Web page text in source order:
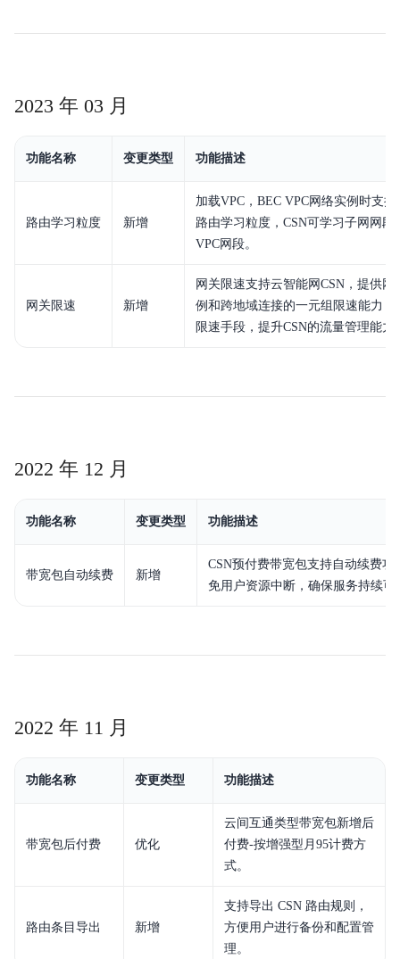
2023 年 03 月
功能名称 变更类型 功能描述
路由学习粒度 新增
加载VPC，BEC VPC网络实例时支持
路由学习粒度，CSN可学习子网网段
VPC网段。
网关限速 新增
网关限速支持云智能网CSN，提供网
例和跨地域连接的一元组限速能力，
限速手段，提升CSN的流量管理能力
2022 年 12 月
功能名称 变更类型 功能描述
带宽包自动续费 新增
CSN预付费带宽包支持自动续费功
免用户资源中断，确保服务持续可
2022 年 11 月
功能名称 变更类型 功能描述
带宽包后付费 优化
云间互通类型带宽包新增后
付费-按增强型月95计费方
式。
路由条目导出 新增
支持导出 CSN 路由规则，
方便用户进行备份和配置管
理。